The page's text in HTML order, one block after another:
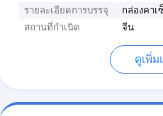
รายละเอียดการบรรจุ
กล่องคาเ
สถานที่กำเนิด
จีน
ดูเพิ่ม